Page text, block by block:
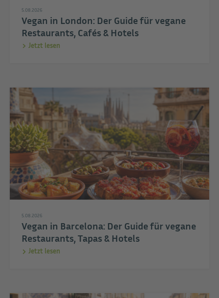
5.08.2026
Vegan in London: Der Guide für vegane
Restaurants, Cafés & Hotels
Jetzt lesen
5.08.2026
Vegan in Barcelona: Der Guide für vegane
Restaurants, Tapas & Hotels
Jetzt lesen